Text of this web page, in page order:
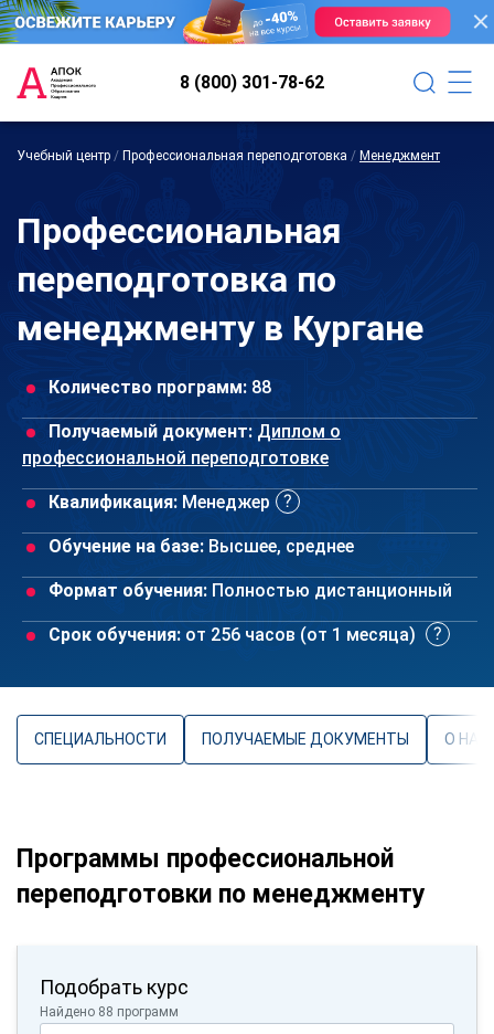
8 (800) 301-78-62
Учебный центр / Профессиональная переподготовка / Менеджмент
Профессиональная
переподготовка по
менеджменту в Кургане
Количество программ: 88
Получаемый документ: Диплом о
профессиональной переподготовке
Квалификация: Менеджер
Обучение на базе: Высшее, среднее
Формат обучения: Полностью дистанционный
Срок обучения: от 256 часов (от 1 месяца)
СПЕЦИАЛЬНОСТИ ПОЛУЧАЕМЫЕ ДОКУМЕНТЫ О
Программы профессиональной
переподготовки по менеджменту
Подобрать курс
Найдено 88 программ